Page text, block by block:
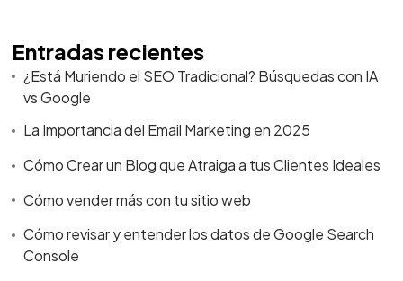
Entradas recientes
¿Está Muriendo el SEO Tradicional? Búsquedas con IA
vs Google
La Importancia del Email Marketing en 2025
Cómo Crear un Blog que Atraiga a tus Clientes Ideales
Cómo vender más con tu sitio web
Cómo revisar y entender los datos de Google Search
Console